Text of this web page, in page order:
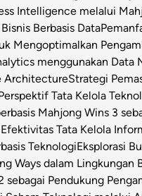
Intelligence melalui
Berbasis Data
Mengoptimalkan
menggunakan Data
ArchitectureStrategi
Tata Kelola
Mahjong Wins 3
Efektivitas Tata Kelola
TeknologiEksplorasi
Ways dalam Lingkungan
sebagai Pendukung